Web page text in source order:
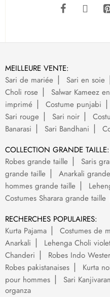
MEILLEURE VENTE:
Sari de mariée
Sari en soie
Choli rose
Salwar Kameez
imprimé
Costume punjabi
Sari rouge
Sari noir
Banarasi
Sari Bandhani
COLLECTION GRANDE TAILLE:
Robes grande taille
Saris
grande taille
Anarkali
hommes grande taille
Costumes Sharara grande taille
RECHERCHES POPULAIRES:
Kurta Pajama
Costumes de
Anarkali
Lehenga Choli
Chanderi
Robes Indo
Robes pakistanaises
Kurta
pour hommes
Sari
organza